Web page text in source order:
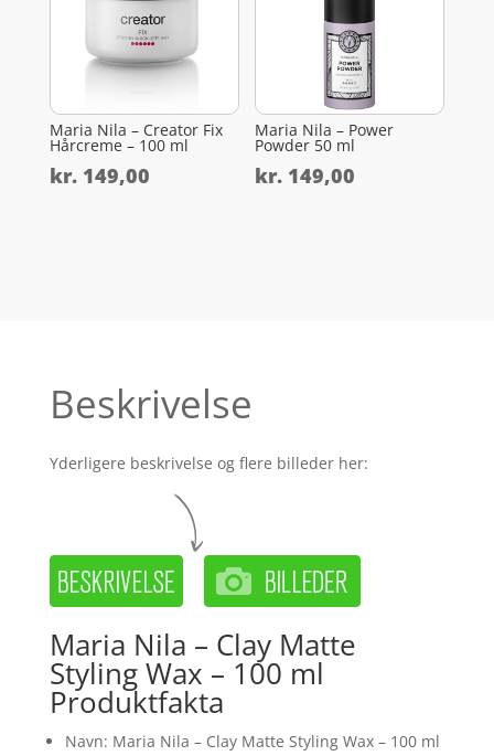
Maria Nila – Creator Fix
Hårcreme – 100 ml
kr.149,00
Maria Nila – Power
Powder 50 ml
kr. 149,00
Beskrivelse
Yderligere beskrivelse og flere billeder her:
Maria Nila – Clay Matte
Styling Wax – 100 ml
Produktfakta
Navn: Maria Nila – Clay Matte Styling Wax – 100 ml